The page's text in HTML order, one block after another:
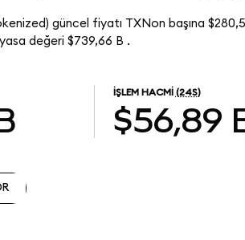
güncel fiyatı TXNon başına
değeri $739,66 B .
İŞLEM HACMI (24S)
$56,89